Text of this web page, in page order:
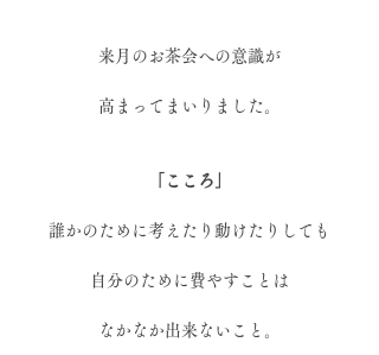
来月のお茶会への意識が
高まってまいりました。
「こころ」
誰かのために考えたり動けたりしても
自分のために費やすことは
なかなか出来ないこと。